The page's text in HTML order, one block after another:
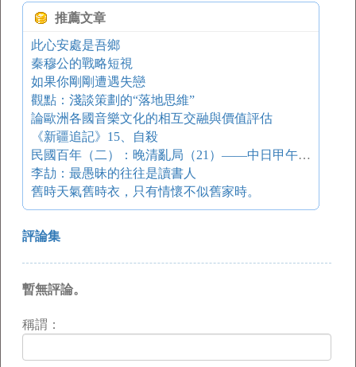
推薦文章
此心安處是吾鄉
秦穆公的戰略短視
如果你剛剛遭遇失戀
觀點：淺談策劃的“落地思維”
論歐洲各國音樂文化的相互交融與價值評估
《新疆追記》15、自殺
民國百年（二）：晚清亂局（21）——中日甲午戰爭（下）
李劼：最愚昧的往往是讀書人
舊時天氣舊時衣，只有情懷不似舊家時。
評論集
暫無評論。
稱謂：